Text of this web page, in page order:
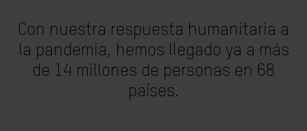
Con nuestra respuesta humanitaria a
la pandemia, hemos llegado ya a más
de 14 millones de personas en 68
países.